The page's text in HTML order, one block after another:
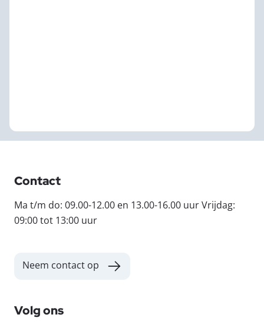
Contact
Ma t/m do: 09.00-12.00 en 13.00-16.00 uur Vrijdag:
09:00 tot 13:00 uur
Neem contact op
Volg ons